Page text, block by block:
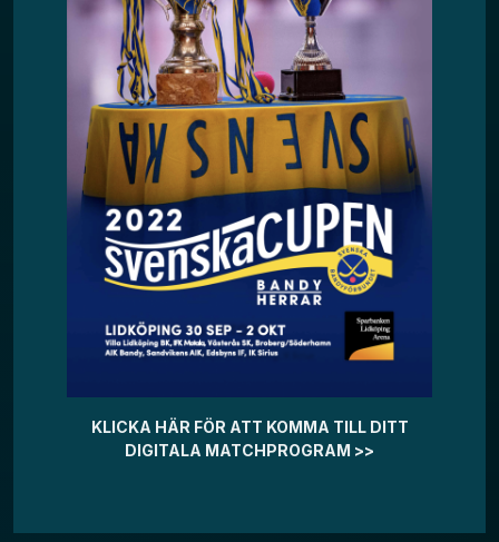
KLICKA HÄR FÖR ATT KOMMA TILL DITT
DIGITALA MATCHPROGRAM >>